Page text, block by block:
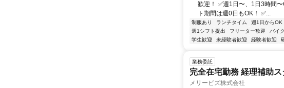
歓迎！ ✅週1日〜、1日3時間
ト期間は週0日もOK！ ✅...
制服あり ランチタイム 週1日からOK
週1シフト提出
フリーター歓迎 バイ
学生歓迎
未経験者歓迎 経験者歓迎
業務委託
完全在宅勤務 経理補助ス
メリービズ株式会社